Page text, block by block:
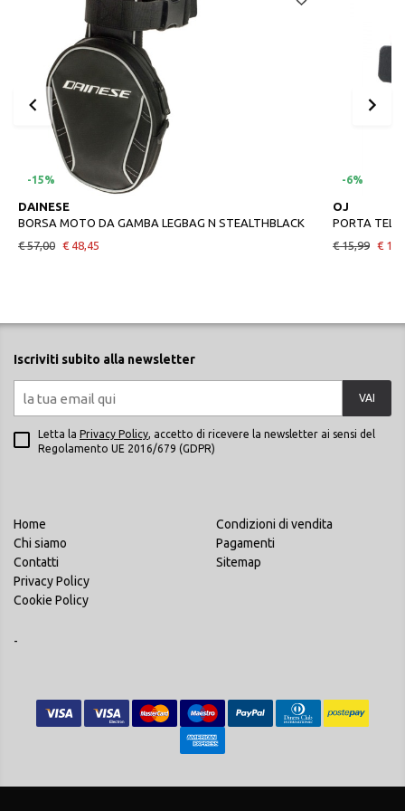
-15%
DAINESE
BORSA MOTO DA GAMBA LEGBAG N STEALTHBLACK
€ 57,00 € 48,45
-6%
OJ
PORTA
€ 15,99 €
Iscriviti subito alla newsletter
VAI
Letta la Privacy Policy, accetto di ricevere la newsletter ai sensi del
Regolamento UE 2016/679 (GDPR)
Home
Chi siamo
Contatti
Privacy Policy
Cookie Policy
Condizioni di vendita
Pagamenti
Sitemap
-